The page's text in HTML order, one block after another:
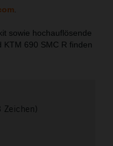
sowie hochauflösende
KTM 690 SMC R finden
Zeichen)